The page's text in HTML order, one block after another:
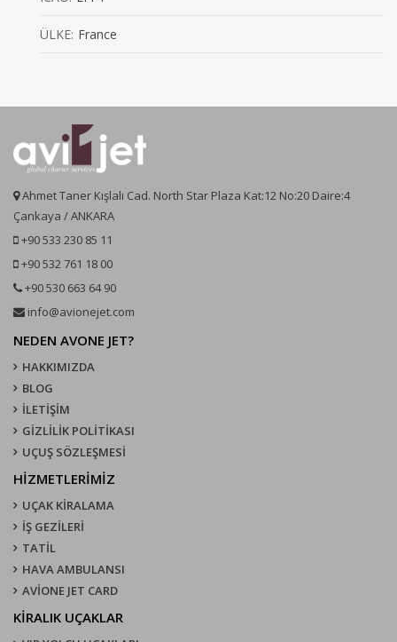
ÜLKE: France
Ahmet Taner Kışlalı Cad. North Star Plaza Kat:12 No:20 Daire:4
Çankaya / ANKARA
+90 533 230 85 11
+90 532 761 18 00
+90 530 663 64 90
info@avionejet.com
NEDEN AVONE JET?
HAKKIMIZDA
BLOG
İLETİŞİM
GİZLİLİK POLİTİKASI
UÇUŞ SÖZLEŞMESI
HİZMETLERİMİZ
UÇAK KIRALAMA
İŞ GEZİLERİ
TATİL
HAVA AMBULANSI
AVİONE JET CARD
KIRALIK UÇAKLAR